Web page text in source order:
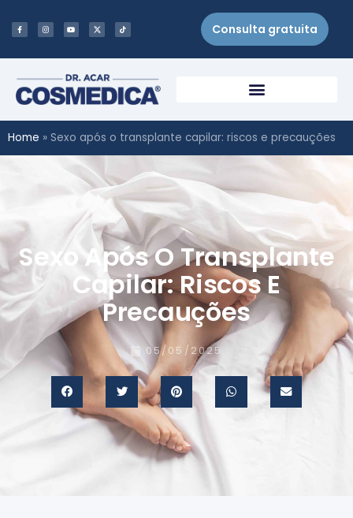
Consulta gratuita
Home » Sexo após o transplante capilar: riscos e precauções
Sexo Após O Transplante
Capilar: Riscos E
Precauções
05/05/2025